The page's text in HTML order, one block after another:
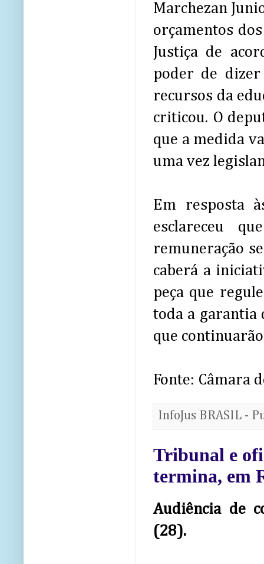
Marchezan
orçamentos
Justiça de
poder de
recursos da
criticou. O
que a medida
uma vez
Em resposta
esclareceu
remuneração
caberá a
peça que
toda a garantia
que
Fonte: Câmara
InfoJus BRASIL -
Tribunal e
termina, em
Audiência de
(28).